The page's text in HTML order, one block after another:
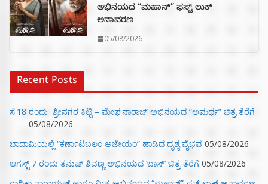
ಅಭಿನಯದ “ಮಹಾನ್” ಫಸ್ಟ್ ಲುಕ್
ಅನಾವರಣ
05/08/2026
Recent Posts
ಸೆ.18 ರಂದು ಶ್ರೀನಗರ ಕಿಟ್ಟಿ – ಮೇಘನಾರಾಜ್ ಅಭಿನಯದ “ಅಮರ್ಥ” ಚಿತ್ರ ತೆರೆಗೆ
05/08/2026
ಬಾದಾಮಿಯಲ್ಲಿ “ಕರ್ಣಾಟಬಲಂ ಅಜೇಯಂ” ಹಾಡಿದ ದೃಶ್ಯ ವೈಭವ 05/08/2026
ಆಗಸ್ಟ್ 7 ರಂದು ತನುಷ್ ಶಿವಣ್ಣ ಅಭಿನಯದ ‘ಬಾಸ್’ ಚಿತ್ರ ತೆರೆಗೆ 05/08/2026